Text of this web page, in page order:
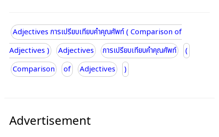
Adjectives การเปรียบเทียบคำคุณศัพท์ ( Comparison of
Adjectives )
Adjectives การเปรียบเทียบคำคุณศัพท์
(
Comparison
of Adjectives )
Advertisement